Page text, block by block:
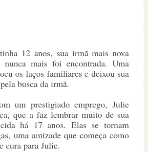
12 anos, sua irmã mais nova
nunca mais foi encontrada. Uma
os laços familiares e deixou sua
busca da irmã.
um prestigiado emprego, Julie
que a faz lembrar muito de sua
há 17 anos. Elas se tornam
uma amizade que começa como
cura para Julie.